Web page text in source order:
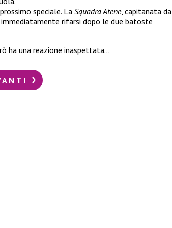
speciale. La Squadra Atene, capitanata da
rifarsi dopo le due batoste
ha una reazione inaspettata…